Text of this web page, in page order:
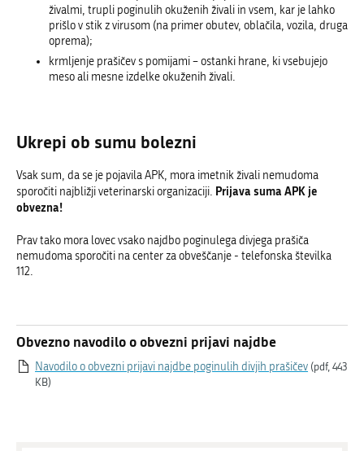
živalmi, trupli poginulih okuženih živali in vsem, kar je lahko
prišlo v stik z virusom (na primer obutev, oblačila, vozila, druga
oprema);
krmljenje prašičev s pomijami – ostanki hrane, ki vsebujejo
meso ali mesne izdelke okuženih živali.
Ukrepi ob sumu bolezni
Vsak sum, da se je pojavila APK, mora imetnik živali nemudoma
sporočiti najbližji veterinarski organizaciji. Prijava suma APK je
obvezna!
Prav tako mora lovec vsako najdbo poginulega divjega prašiča
nemudoma sporočiti na center za obveščanje - telefonska številka
112.
Obvezno navodilo o obvezni prijavi najdbe
Navodilo o obvezni prijavi najdbe poginulih divjih prašičev (pdf, 443
KB)